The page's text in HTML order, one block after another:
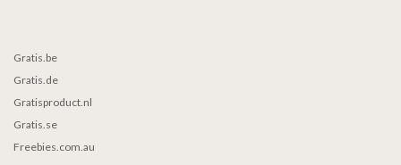
Gratis.be
Gratis.de
Gratisproduct.nl
Gratis.se
Freebies.com.au